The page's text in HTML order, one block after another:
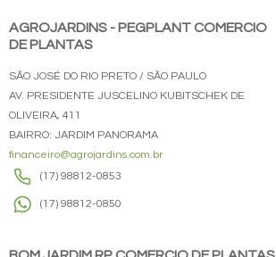
AGROJARDINS - PEGPLANT COMERCIO
DE PLANTAS
SÃO JOSÉ DO RIO PRETO / SÃO PAULO
AV. PRESIDENTE JUSCELINO KUBITSCHEK DE
OLIVEIRA, 411
BAIRRO: JARDIM PANORAMA
financeiro@agrojardins.com.br
(17) 98812-0853
(17) 98812-0850